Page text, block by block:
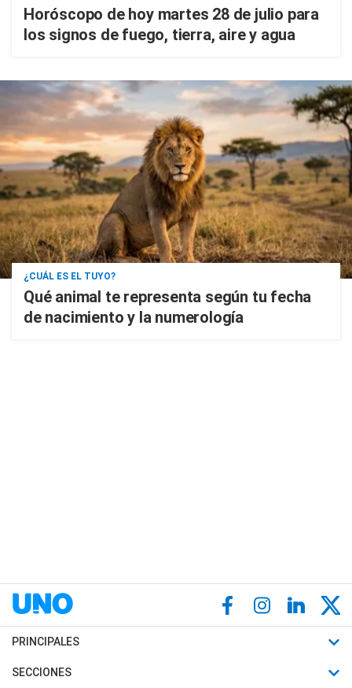
Horóscopo de hoy martes 28 de julio para
los signos de fuego, tierra, aire y agua
¿CUÁL ES EL TUYO?
Qué animal te representa según tu fecha
de nacimiento y la numerología
PRINCIPALES
Últimas Noticias
SECCIONES